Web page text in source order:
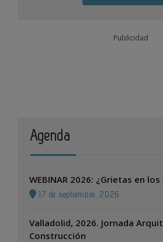
Publicidad
Agenda
WEBINAR 2026: ¿Grietas en
17 de septiembre, 2026
Valladolid, 2026. Jornada
Construcción